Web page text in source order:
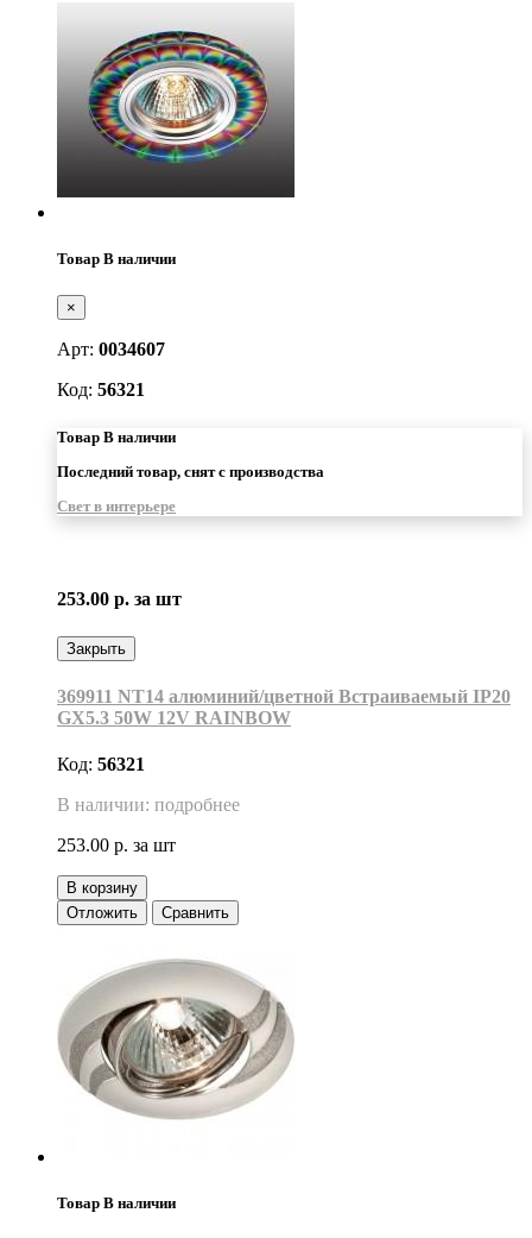
Товар В наличии
×
Арт: 0034607
Код: 56321
Товар В наличии
Последний товар, снят с производства
Свет в интерьере
253.00 р. за шт
Закрыть
369911 NT14 алюминий/цветной Встраиваемый IP20
GX5.3 50W 12V RAINBOW
Код: 56321
В наличии: подробнее
253.00 р. за шт
В корзину
Отложить
Сравнить
Товар В наличии